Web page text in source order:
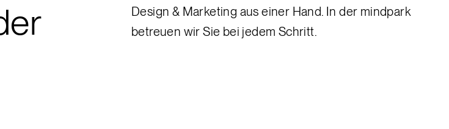
Design & Marketing aus einer Hand. In der mindpark
betreuen wir Sie bei jedem Schritt.